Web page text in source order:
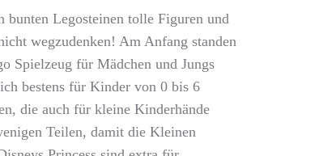
bunten Legosteinen tolle Figuren und
wegzudenken! Am Anfang standen
Spielzeug für Mädchen und Jungs
bestens für Kinder von 0 bis 6
die auch für kleine Kinderhände
Teilen, damit die Kleinen